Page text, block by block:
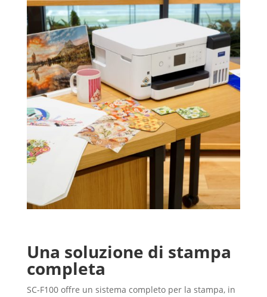
Una soluzione di stampa
completa
SC-F100 offre un sistema completo per la stampa, in